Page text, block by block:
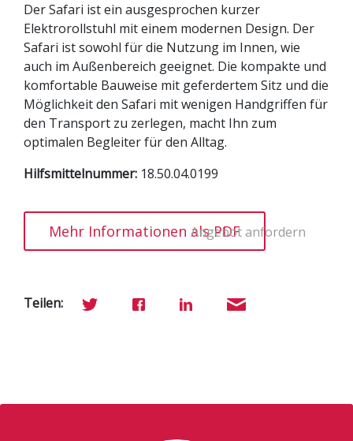
Der Safari ist ein ausgesprochen kurzer
Elektrorollstuhl mit einem modernen Design. Der
Safari ist sowohl für die Nutzung im Innen, wie
auch im Außenbereich geeignet. Die kompakte und
komfortable Bauweise mit geferdertem Sitz und die
Möglichkeit den Safari mit wenigen Handgriffen für
den Transport zu zerlegen, macht Ihn zum
optimalen Begleiter für den Alltag.
Hilfsmittelnummer: 18.50.04.0199
Mehr Informationen als PDFAngebot anfordern
Teilen: